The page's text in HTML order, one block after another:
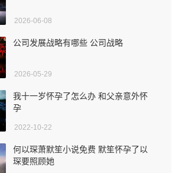
2026-06-08
公司发展战略有哪些 公司战略
2026-05-29
我十一岁怀孕了怎么办 和父亲意外怀
孕
2022-10-22
何以琛萧默笙小说免费 默笙怀孕了以
琛要照顾她